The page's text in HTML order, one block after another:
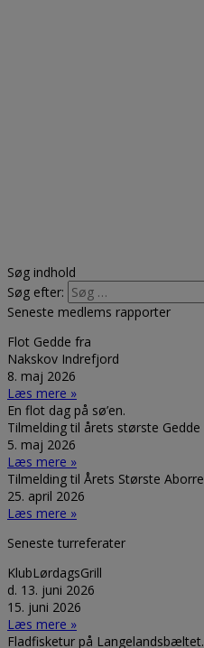
Søg indhold
Søg efter:
Seneste medlems rapporter
Flot Gedde fra
Nakskov Indrefjord
8. maj 2026
Læs mere »
En flot dag på sø’en.
Tilmelding til årets største Gedde
5. maj 2026
Læs mere »
Tilmelding til Årets Største Aborre
25. april 2026
Læs mere »
Seneste turreferater
KlubLørdagsGrill
d. 13. juni 2026
15. juni 2026
Læs mere »
Fladfisketur på Langelandsbæltet.